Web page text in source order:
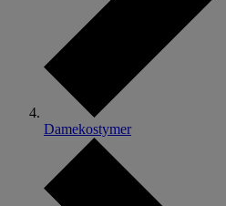
Damekostymer